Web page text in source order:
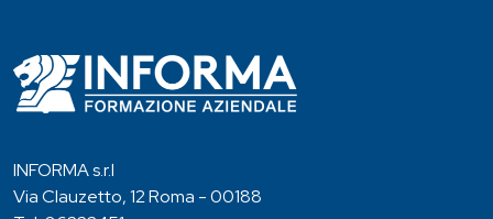
INFORMA s.r.l
Via Clauzetto, 12 Roma - 00188